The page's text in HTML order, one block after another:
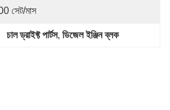
সেট/মাস
চাল ড্রাইফ্ট পার্টস, ডিজেল ইঞ্জিন ব্লক